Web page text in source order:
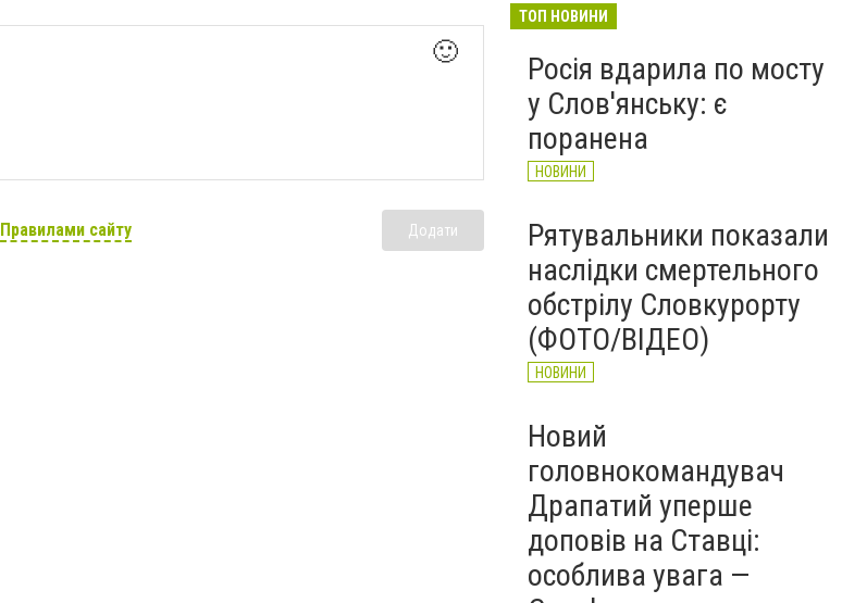
🙂
Правилами сайту Додати
великої війни: 6 серпня
ТОП НОВИНИ
Росія вдарила по мосту
у Слов'янську: є
поранена
НОВИНИ
Рятувальники показали
наслідки смертельного
обстрілу Словкурорту
(ФОТО/ВІДЕО)
НОВИНИ
Новий
головнокомандувач
Драпатий уперше
доповів на Ставці:
особлива увага —